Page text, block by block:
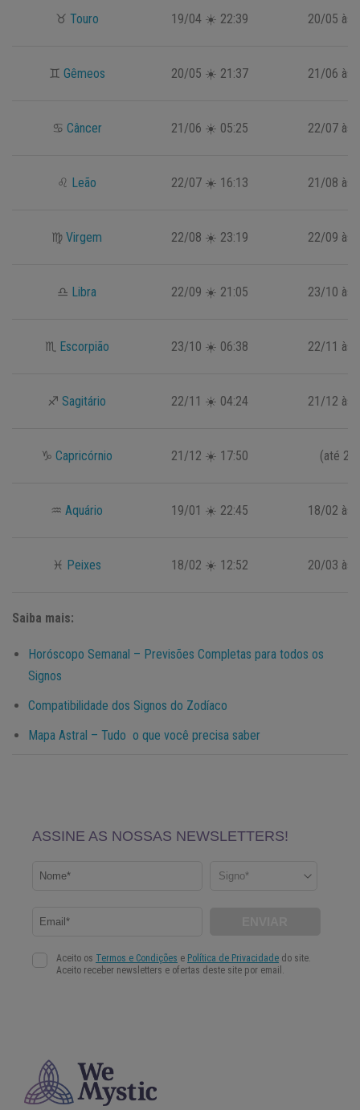
♉ Touro 19/04 ☀️ 22:39 20/05 às
♊ Gêmeos 20/05 ☀️ 21:37 21/06 às
♋ Câncer 21/06 ☀️ 05:25 22/07 às
♌ Leão 22/07 ☀️ 16:13 21/08 às
♍ Virgem 22/08 ☀️ 23:19 22/09 às
♎ Libra 22/09 ☀️ 21:05 23/10 às
♏ Escorpião 23/10 ☀️ 06:38 22/11 às
♐ Sagitário 22/11 ☀️ 04:24 21/12 às
♑ Capricórnio 21/12 ☀️ 17:50 (até
♒ Aquário 19/01 ☀️ 22:45 18/02 às
♓ Peixes 18/02 ☀️ 12:52 20/03 às
Saiba mais:
Horóscopo Semanal – Previsões Completas para todos os
Signos
Compatibilidade dos Signos do Zodíaco
Mapa Astral – Tudo o que você precisa saber